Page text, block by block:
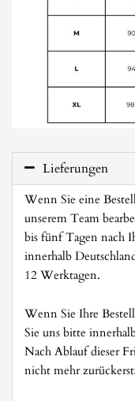
Lieferungen
Wenn Sie eine
unserem Team
bis fünf Tagen nach
innerhalb
12 Werktagen.
Wenn Sie Ihre
Sie uns bitte
Nach Ablauf dieser
nicht mehr